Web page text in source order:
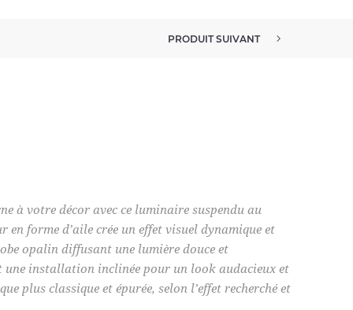
PRODUIT SUIVANT
à votre décor avec ce luminaire suspendu au
forme d’aile crée un effet visuel dynamique et
opalin diffusant une lumière douce et
une installation inclinée pour un look audacieux et
plus classique et épurée, selon l’effet recherché et